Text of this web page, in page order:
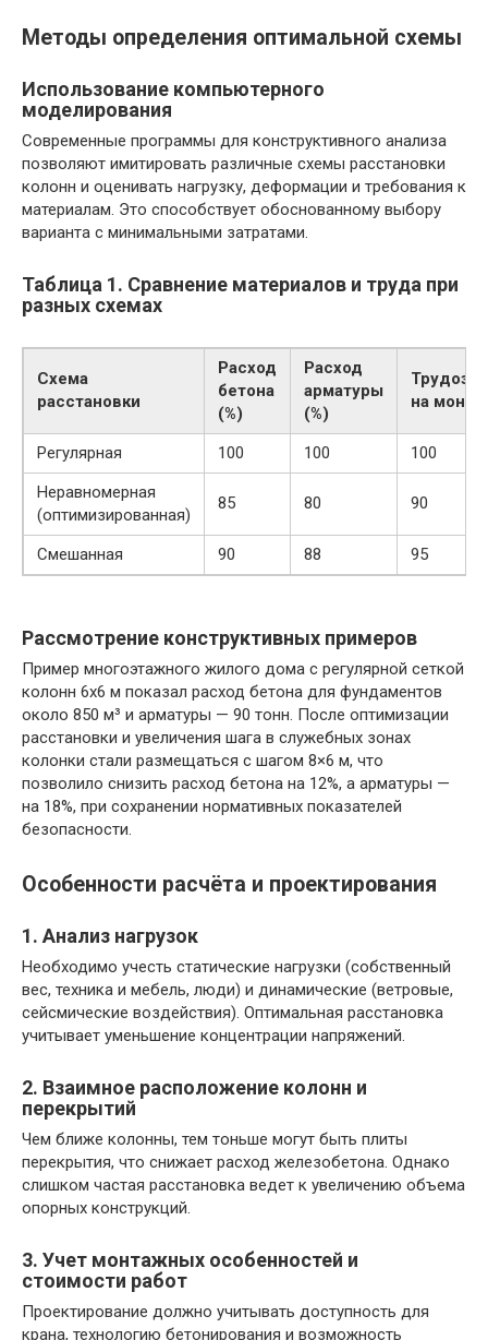
Методы определения оптимальной схемы
Использование компьютерного
моделирования
Современные программы для конструктивного анализа
позволяют имитировать различные схемы расстановки
колонн и оценивать нагрузку, деформации и требования к
материалам. Это способствует обоснованному выбору
варианта с минимальными затратами.
Таблица 1. Сравнение материалов и труда при
разных схемах
Схема
расстановки
Расход
бетона
(%)
Расход
арматуры
(%)
на
Регулярная 100 100
100
Неравномерная
(оптимизированная)
85 80 90
Смешанная 90 88 95
Рассмотрение конструктивных примеров
Пример многоэтажного жилого дома с регулярной сеткой
колонн 6х6 м показал расход бетона для фундаментов
около 850 м³ и арматуры — 90 тонн. После оптимизации
расстановки и увеличения шага в служебных зонах
колонки стали размещаться с шагом 8×6 м, что
позволило снизить расход бетона на 12%, а арматуры —
на 18%, при сохранении нормативных показателей
безопасности.
Особенности расчёта и проектирования
1. Анализ нагрузок
Необходимо учесть статические нагрузки (собственный
вес, техника и мебель, люди) и динамические (ветровые,
сейсмические воздействия). Оптимальная расстановка
учитывает уменьшение концентрации напряжений.
2. Взаимное расположение колонн и
перекрытий
Чем ближе колонны, тем тоньше могут быть плиты
перекрытия, что снижает расход железобетона. Однако
слишком частая расстановка ведет к увеличению объема
опорных конструкций.
3. Учет монтажных особенностей и
стоимости работ
Проектирование должно учитывать доступность для
крана, технологию бетонирования и возможность